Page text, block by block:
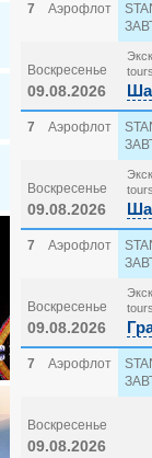
7 Аэрофлот
Воскресенье
09.08.2026
7 Аэрофлот
Воскресенье
09.08.2026
7 Аэрофлот
Воскресенье
09.08.2026
7 Аэрофлот
Воскресенье
09.08.2026